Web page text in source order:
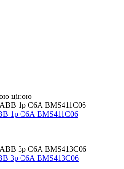
ціною
1р С6А BMS411C06
3р С6А BMS413C06